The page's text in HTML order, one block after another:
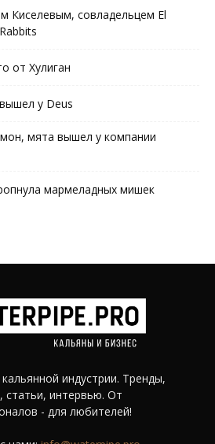
Киселевым, совладельцем El
от Хулиган
у Deus
мята вышел у компании
мармеладных мишек
индустрии. Тренды,
статьи, интервью. От
- для любителей!